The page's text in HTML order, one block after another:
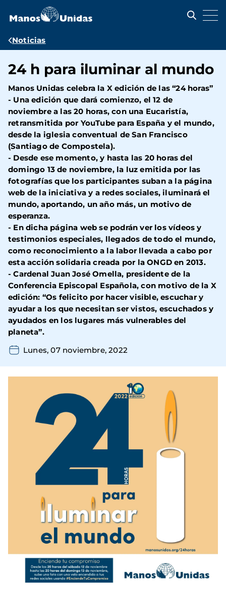
contenido
Ruta
navegación
Noticias
24 h para iluminar al mundo
Manos Unidas celebra la X edición de las “24 horas”
- Una edición que dará comienzo, el 12 de
noviembre a las 20 horas, con una Eucaristía,
retransmitida por YouTube para España y el mundo,
desde la iglesia conventual de San Francisco
(Santiago de Compostela).
- Desde ese momento, y hasta las 20 horas del
domingo 13 de noviembre, la luz emitida por las
fotografías que los participantes suban a la página
web de la iniciativa y a redes sociales, iluminará el
mundo, aportando, un año más, un motivo de
esperanza.
- En dicha página web se podrán ver los vídeos y
testimonios especiales, llegados de todo el mundo,
como reconocimiento a la labor llevada a cabo por
esta acción solidaria creada por la ONGD en 2013.
- Cardenal Juan José Omella, presidente de la
Conferencia Episcopal Española, con motivo de la X
edición: “Os felicito por hacer visible, escuchar y
ayudar a los que necesitan ser vistos, escuchados y
ayudados en los lugares más vulnerables del
planeta”.
Lunes, 07 noviembre, 2022